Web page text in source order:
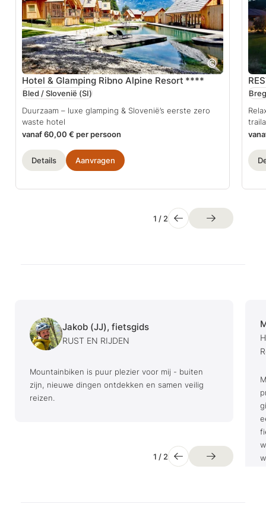
Hotel & Glamping Ribno Alpine Resort ****
Bled / Slovenië (SI)
Duurzaam – luxe glamping & Slovenië’s eerste zero
waste hotel
vanaf 60,00 € per persoon
Details Aanvragen
1 / 2
Jakob (JJ), fietsgids
RUST EN RIJDEN
Mountainbiken is puur plezier voor mij - buiten
zijn, nieuwe dingen ontdekken en samen veilig
reizen.
1 / 2